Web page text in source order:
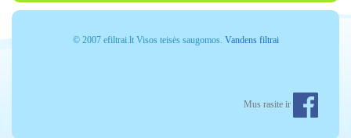
© 2007 efiltrai.lt Visos teisės saugomos. Vandens filtrai
Mus rasite ir